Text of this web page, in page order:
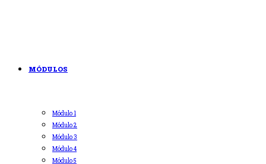
MÓDULOS
Módulo 1
Módulo 2
Módulo 3
Módulo 4
Módulo 5